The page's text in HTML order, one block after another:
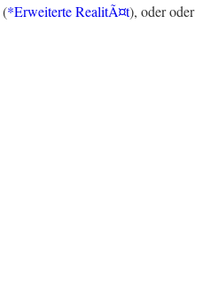
(*Erweiterte RealitÃ¤t), oder oder